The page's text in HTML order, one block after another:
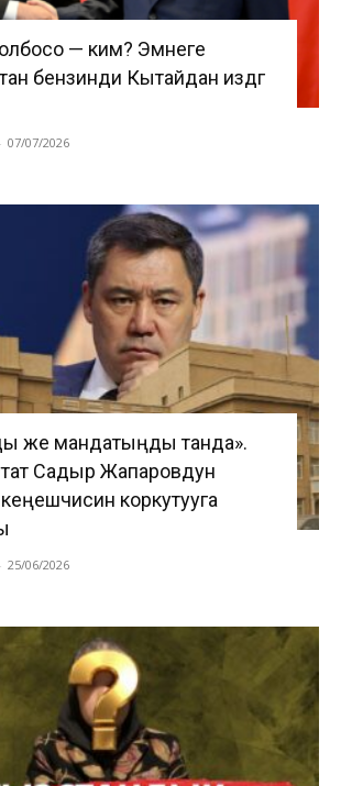
— ким? Эмнеге
бензинди Кытайдан издөөгө
- 07/07/2026
же мандатыңды танда».
Садыр Жапаровдун
коркутууга
- 25/06/2026